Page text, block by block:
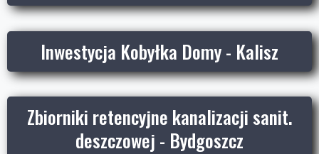
Inwestycja Kobyłka Domy - Kalisz
Zbiorniki retencyjne kanalizacji sanit.
deszczowej - Bydgoszcz